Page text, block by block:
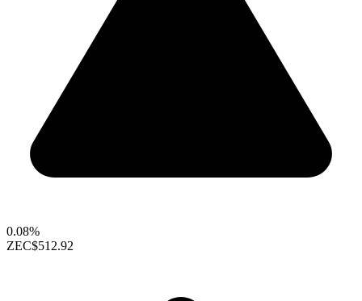
0.08%
ZEC$512.92